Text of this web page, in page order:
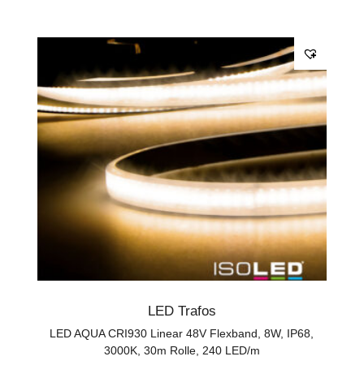
LED Trafos
LED AQUA CRI930 Linear 48V Flexband, 8W, IP68,
3000K, 30m Rolle, 240 LED/m